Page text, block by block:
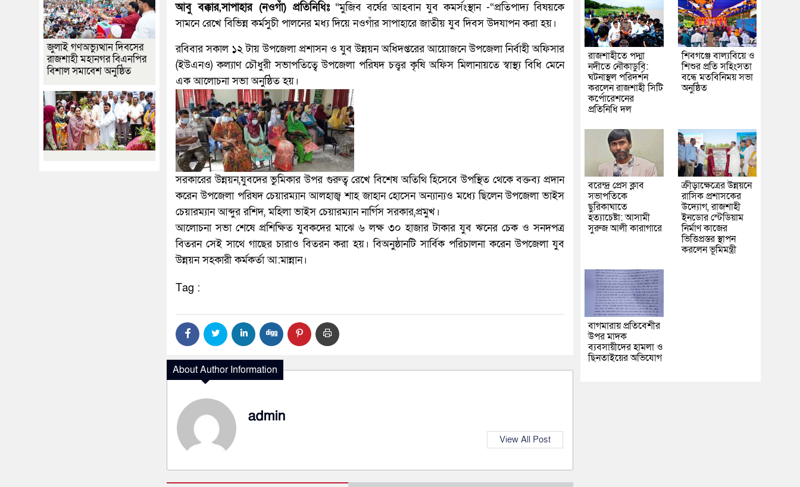
আবু বক্কার,সাপাহার (নওগাঁ) প্রতিনিধিঃ“মুজিব বর্ষের আহবান যুব কমর্সংস্থান -“প্রতিপাদ্য বিষয়কে
সামনে রেখে বিভিন্ন কর্মসুচী পালনের মধ্য দিয়ে নওগাঁর সাপাহারে জাতীয় যুব দিবস উদযাপন করা হয়।
রবিবার সকাল ১২ টায় উপজেলা প্রশাসন ও যুব উন্নয়ন অধিদপ্তরের আয়োজনে উপজেলা নির্বাহী অফিসার
(ইউএনও) কল্যাণ চৌধুরী সভাপতিত্বে উপজেলা পরিষদ চত্ত্বর কৃষি অফিস মিলানায়তে স্বাস্থ্য বিধি মেনে
এক আলোচনা সভা অনুষ্ঠিত হয়।
সরকারের উন্নয়ন,যুবদের ভুমিকার উপর গুরুত্ব রেখে বিশেষ অতিথি হিসেবে উপস্থিত থেকে বক্তব্য প্রদান
করেন উপজেলা পরিষদ চেয়ারম্যান আলহাজ্ব শাহ জাহান হোসেন অন্যান্যও মধ্যে ছিলেন উপজেলা ভাইস
চেয়ারম্যান আব্দুর রশিদ, মহিলা ভাইস চেয়ারম্যান নার্গিস সরকার,প্রমুখ।
আলোচনা সভা শেষে প্রশিক্ষিত যুবকদের মাঝে ৬ লক্ষ ৩০ হাজার টাকার যুব ঋনের চেক ও সনদপত্র
বিতরন সেই সাথে গাছের চারাও বিতরন করা হয়। বিঅনুষ্ঠানটি সার্বিক পরিচালনা করেন উপজেলা যুব
উন্নয়ন সহকারী কর্মকর্তা আ:মান্নান।
Tag :
About Author Information
admin
View All Post
জুলাই গণঅভ্যুত্থান দিবসের
রাজশাহী মহানগর বিএনপির
বিশাল সমাবেশ অনুষ্ঠিত
রাজশাহীতে পদ্মা
নদীতে নৌকাডুবি:
ঘটনাস্থল পরিদর্শন
করলেন রাজশাহী সিটি
কর্পোরেশনের
প্রতিনিধি দল
শিবগঞ্জে বাল্যবিয়ে ও
শিশুর প্রতি সহিংসতা
বন্ধে মতবিনিময় সভা
অনুষ্ঠিত
বরেন্দ্র প্রেস ক্লাব
সভাপতিকে
ছুরিকাঘাতে
হত্যাচেষ্টা: আসামী
সুরুজ আলী কারাগারে
ক্রীড়াক্ষেত্রের উন্নয়নে
রাসিক প্রশাসকের
উদ্যোগ, রাজশাহী
ইনডোর স্টেডিয়াম
নির্মাণ কাজের
ভিত্তিপ্রস্তর স্থাপন
করলেন ভূমিমন্ত্রী
বাগমারায় প্রতিবেশীর
উপর মাদক
ব্যবসায়ীদের হামলা ও
ছিনতাইয়ের অভিযোগ